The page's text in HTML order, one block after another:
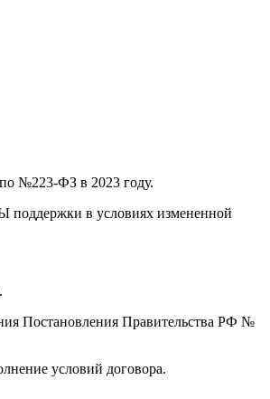
№223-ФЗ в 2023 году.
поддержки в условиях измененной
Постановления Правительства РФ №
условий договора.